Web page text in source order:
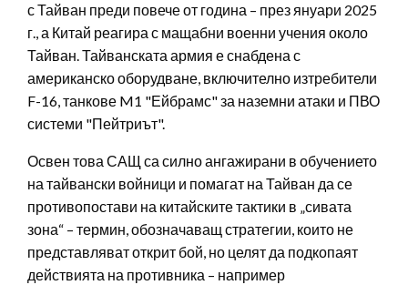
с Тайван преди повече от година – през януари 2025
г., а Китай реагира с мащабни военни учения около
Тайван. Тайванската армия е снабдена с
американско оборудване, включително изтребители
F-16, танкове M1 "Ейбрамс" за наземни атаки и ПВО
системи "Пейтриът".
Освен това САЩ са силно ангажирани в обучението
на тайвански войници и помагат на Тайван да се
противопостави на китайските тактики в „сивата
зона“ – термин, обозначаващ стратегии, които не
представляват открит бой, но целят да подкопаят
действията на противника – например